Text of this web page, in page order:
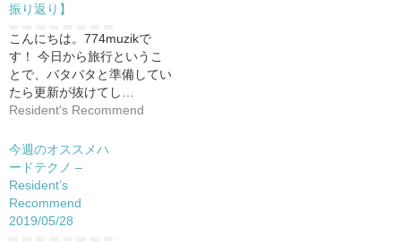
振り返り】
こんにちは。774muzikで
す！ 今日から旅行というこ
とで、バタバタと準備してい
たら更新が抜けてし…
Resident's Recommend
今週のオススメハ
ードテクノ –
Resident’s
Recommend
2019/05/28